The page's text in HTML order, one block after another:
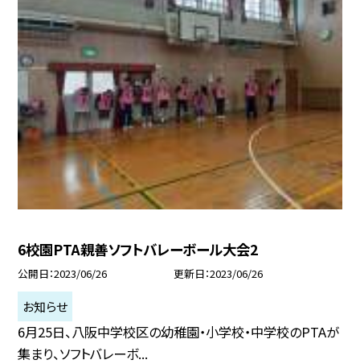
6校園PTA親善ソフトバレーボール大会2
公開日 2023/06/26 更新日 2023/06/26
お知らせ
6月25日、八阪中学校区の幼稚園・小学校・中学校のPTAが
集まり、ソフトバレーボ...